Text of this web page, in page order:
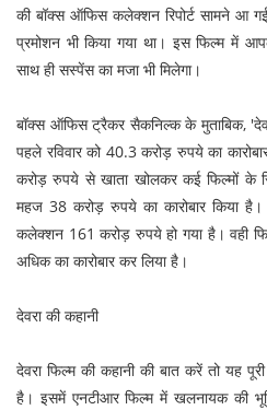
की बॉक्स ऑफिस कलेक्शन रिपोर्ट सामने आ
प्रमोशन भी किया गया था। इस फिल्म में
साथ ही सस्पेंस का मजा भी मिलेगा।
बॉक्स ऑफिस ट्रैकर सैकनिल्क के मुताबिक,
पहले रविवार को 40.3 करोड़ रुपये का
करोड़ रुपये से खाता खोलकर कई फिल्मों के
महज 38 करोड़ रुपये का कारोबार किया
कलेक्शन 161 करोड़ रुपये हो गया है। वही
अधिक का कारोबार कर लिया है।
देवरा की कहानी
देवरा फिल्म की कहानी की बात करें तो यह
है। इसमें एनटीआर फिल्म में खलनायक की